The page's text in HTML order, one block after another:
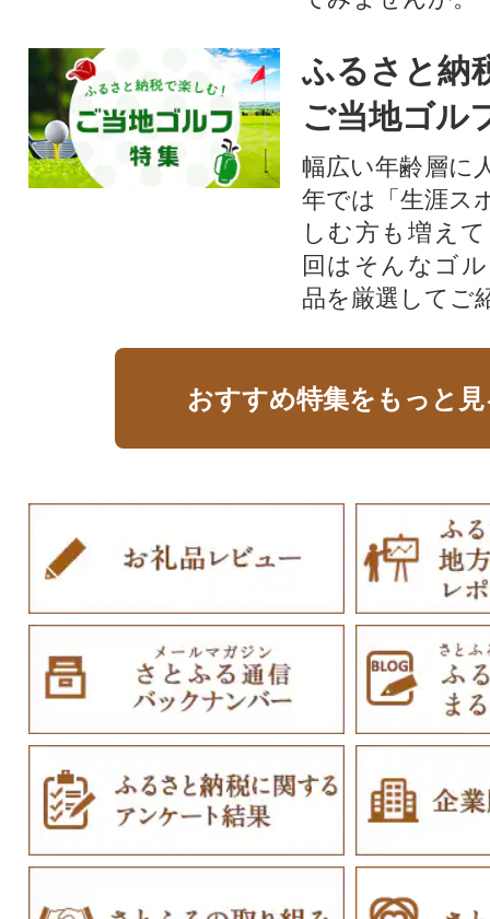
ふるさと納
ご当地ゴル
幅広い年齢層に
年では「生涯ス
しむ方も増え
回はそんなゴ
品を厳選してご
おすすめ特集をもっと